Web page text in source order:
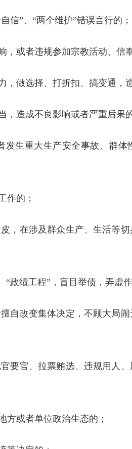
”、“两个维护”错误言行的；
或者违规参加宗教活动、信
做选择、打折扣、搞变通，
造成不良影响或者严重后果
生重大生产安全事故、群体
作的；
在涉及群众生产、生活等切
绩工程”，盲目举债，弄虚
改变集体决定，不顾大局闹
官、拉票贿选、违规用人、
或者单位政治生态的；